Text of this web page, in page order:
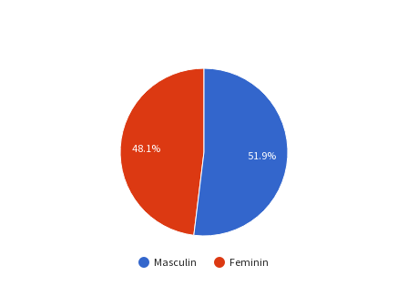
Masculin Feminin
48.1%
51.9%